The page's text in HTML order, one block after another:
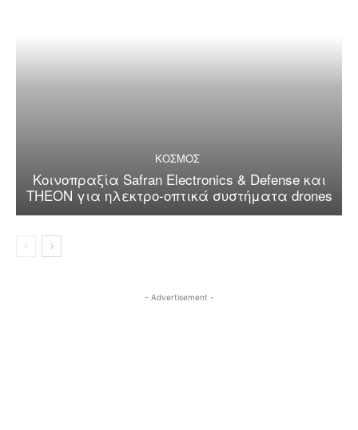
ΚΟΣΜΟΣ
Κοινοπραξία Safran Electronics & Defense και
THEON για ηλεκτρο-οπτικά συστήματα drones
- Advertisement -